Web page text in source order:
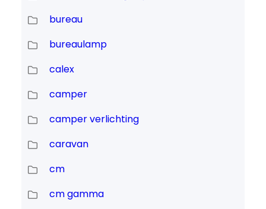
bureau
bureaulamp
calex
camper
camper verlichting
caravan
cm
cm gamma